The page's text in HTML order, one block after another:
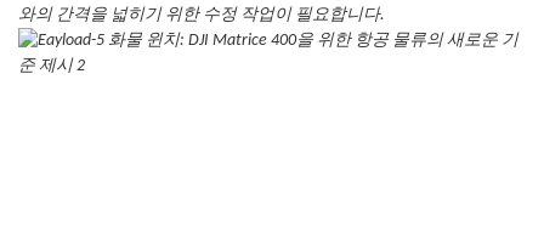
와의 간격을 넓히기 위한 수정 작업이 필요합니다.